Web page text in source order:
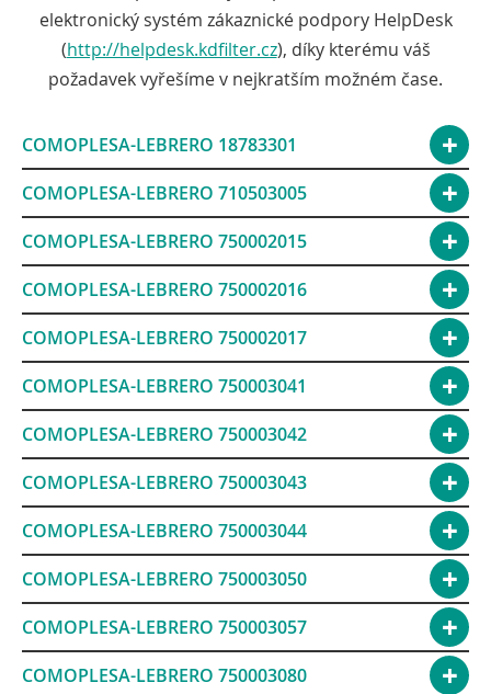
elektronický systém zákaznické podpory HelpDesk
(http://helpdesk.kdfilter.cz), díky kterému váš
požadavek vyřešíme v nejkratším možném čase.
COMOPLESA-LEBRERO 18783301
COMOPLESA-LEBRERO 710503005
COMOPLESA-LEBRERO 750002015
COMOPLESA-LEBRERO 750002016
COMOPLESA-LEBRERO 750002017
COMOPLESA-LEBRERO 750003041
COMOPLESA-LEBRERO 750003042
COMOPLESA-LEBRERO 750003043
COMOPLESA-LEBRERO 750003044
COMOPLESA-LEBRERO 750003050
COMOPLESA-LEBRERO 750003057
COMOPLESA-LEBRERO 750003080